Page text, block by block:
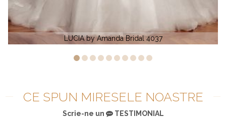
by Amanda Bridal 4037
CE SPUN MIRESELE NOASTRE
Scrie-ne un TESTIMONIAL